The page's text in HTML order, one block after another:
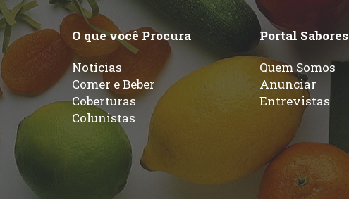
O que você Procura
Notícias
Comer e Beber
Coberturas
Colunistas
Portal Sabores
Quem Somos
Anunciar
Entrevistas